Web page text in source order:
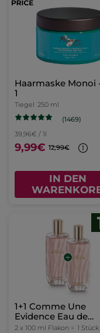
Haarmaske Monoi
1
Tiegel 250 ml
(1469)
39,96€ / 1l
9,99€ 12,99€
IN DEN
1+1 Comme Une
Evidence Eau de
Parfum 100 ml
2 x 100 ml Flakon = 1 Stück